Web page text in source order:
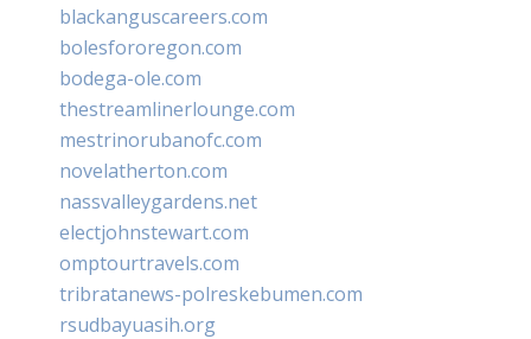
blackanguscareers.com
bolesfororegon.com
bodega-ole.com
thestreamlinerlounge.com
mestrinorubanofc.com
novelatherton.com
nassvalleygardens.net
electjohnstewart.com
omptourtravels.com
tribratanews-polreskebumen.com
rsudbayuasih.org